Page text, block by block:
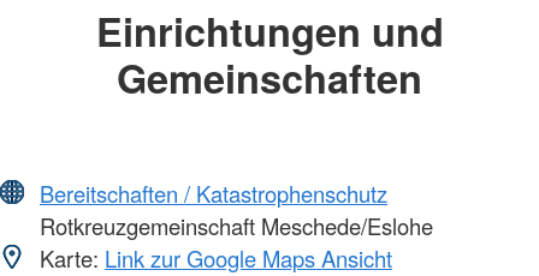
Einrichtungen und
Gemeinschaften
Bereitschaften / Katastrophenschutz
Rotkreuzgemeinschaft Meschede/Eslohe
Karte: Link zur Google Maps Ansicht